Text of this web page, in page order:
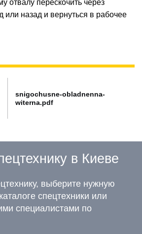
отвалу перескочить через
или назад и вернуться в рабочее
snigochusne-obladnenna-
witerna.pdf
в Киеве
выберите нужную
спецтехники или
специалистами по